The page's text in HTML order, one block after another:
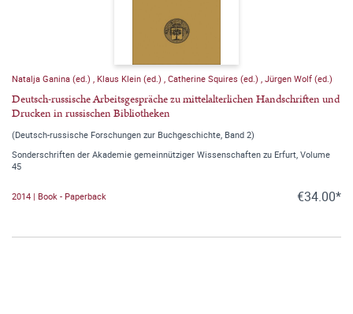
Natalja Ganina (ed.) Klaus Klein (ed.) Catherine Squires (ed.) Jürgen Wolf (ed.)
Deutsch-russische Arbeitsgespräche zu mittelalterlichen Handschriften und
Drucken in russischen Bibliotheken
(Deutsch-russische Forschungen zur Buchgeschichte, Band 2)
Sonderschriften der Akademie gemeinnütziger Wissenschaften zu Erfurt, Volume
45
2014 | Book - Paperback €34.00*